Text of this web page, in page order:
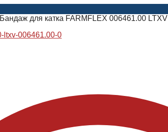
Бандаж для катка FARMFLEX 006461.00 LTXV